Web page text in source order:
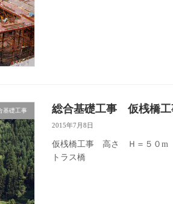
基礎工事 総合基礎工事 仮桟橋工
2015年7月8日
仮桟橋工事 高さ Ｈ＝５
トラス橋